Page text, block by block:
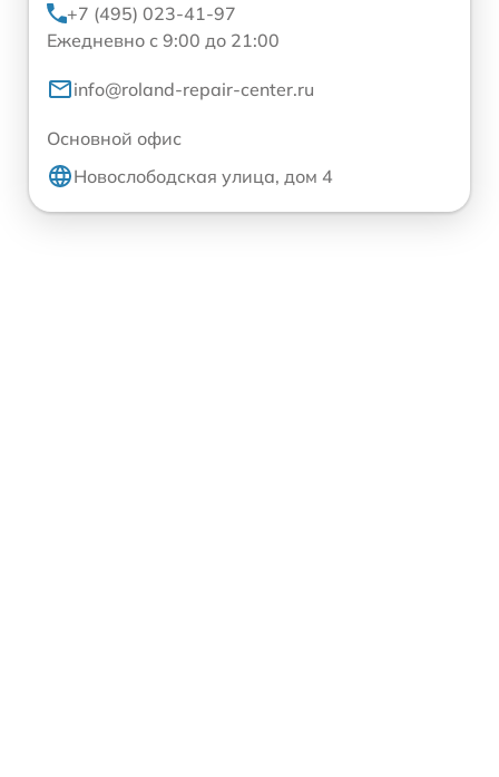
+7 (495) 023-41-97
Ежедневно с 9:00 до 21:00
info@roland-repair-center.ru
Основной офис
Новослободская улица, дом 4